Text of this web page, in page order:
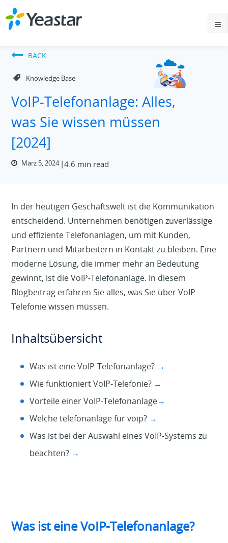
BACK
Knowledge Base
VoIP-Telefonanlage: Alles,
was Sie wissen müssen
[2024]
März 5, 2024 4.6 min read
In der heutigen Geschäftswelt ist die Kommunikation
entscheidend. Unternehmen benötigen zuverlässige
und effiziente Telefonanlagen, um mit Kunden,
Partnern und Mitarbeitern in Kontakt zu bleiben. Eine
moderne Lösung, die immer mehr an Bedeutung
gewinnt, ist die VoIP-Telefonanlage. In diesem
Blogbeitrag erfahren Sie alles, was Sie über VoIP-
Telefonie wissen müssen.
Inhaltsübersicht
Was ist eine VoIP-Telefonanlage? →
Wie funktioniert VoIP-Telefonie? →
Vorteile einer VoIP-Telefonanlage→
Welche telefonanlage für voip? →
Was ist bei der Auswahl eines VoIP-Systems zu
beachten? →
Was ist eine VoIP-Telefonanlage?